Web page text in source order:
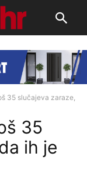
35 slučajeva zaraze,
35
ih je